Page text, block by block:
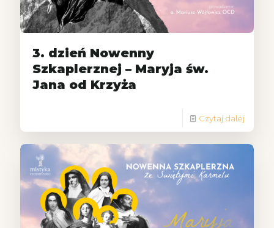
3. dzień Nowenny
Szkaplerznej – Maryja św.
Jana od Krzyża
Czytaj dalej